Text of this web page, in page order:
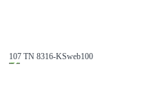
107 TN 8316-KSweb100